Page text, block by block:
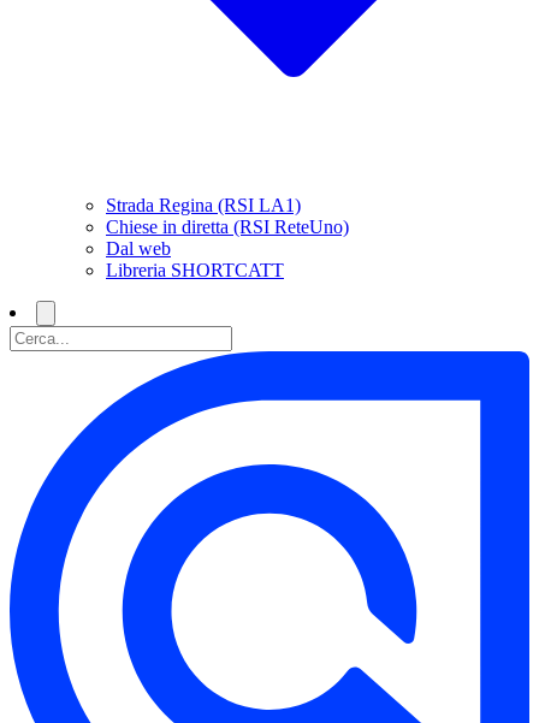
Strada Regina (RSI LA1)
Chiese in diretta (RSI ReteUno)
Dal web
Libreria SHORTCATT